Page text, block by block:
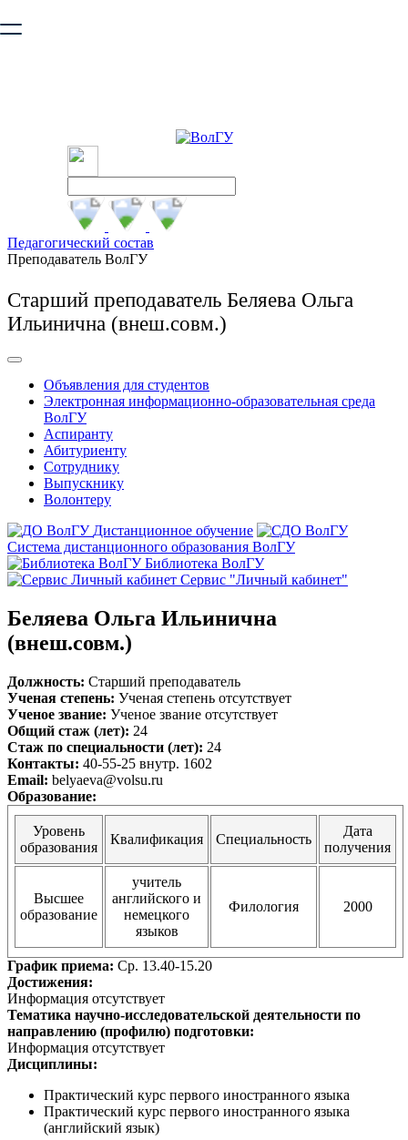
безопасную работу с сайтом. Пожалуйста
Педагогический состав
Преподаватель ВолГУ
Старший преподаватель Беляева Ольга
Ильинична (внеш.совм.)
Объявления для студентов
Электронная информационно-образовательная среда
ВолГУ
Аспиранту
Абитуриенту
Сотруднику
Выпускнику
Волонтеру
Дистанционное обучение
Система дистанционного образования ВолГУ
Библиотека ВолГУ
Сервис "Личный кабинет"
Беляева Ольга Ильинична
(внеш.совм.)
Должность: Старший преподаватель
Ученая степень: Ученая степень отсутствует
Ученое звание: Ученое звание отсутствует
Общий стаж (лет): 24
Стаж по специальности (лет): 24
Контакты: 40-55-25 внутр. 1602
Email: belyaeva@volsu.ru
Образование:
Уровень
образования
Квалификация Специальность
Дата
получения
Высшее
образование
учитель
английского и
немецкого
языков
Филология 2000
График приема: Ср. 13.40-15.20
Достижения:
Информация отсутствует
Тематика научно-исследовательской деятельности по
направлению (профилю) подготовки:
Информация отсутствует
Дисциплины:
Практический курс первого иностранного языка
Практический курс первого иностранного языка
(английский язык)